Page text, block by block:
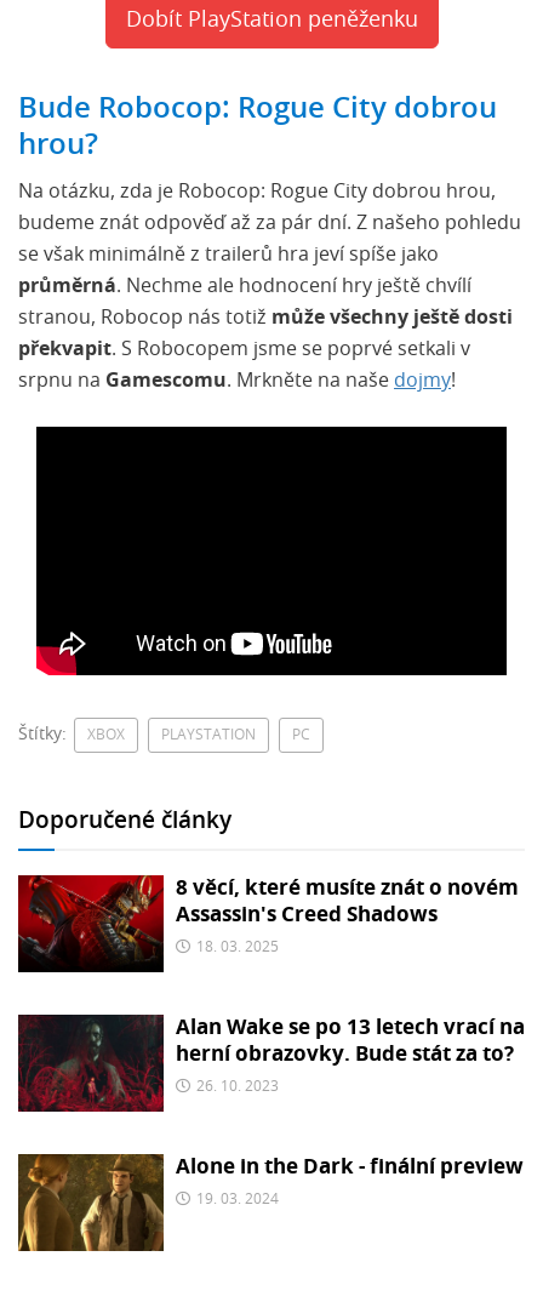
Dobít PlayStation peněženku
Bude Robocop: Rogue City dobrou
hrou?
Na otázku, zda je Robocop: Rogue City dobrou hrou,
budeme znát odpověď až za pár dní. Z našeho pohledu
se však minimálně z trailerů hra jeví spíše jako
průměrná. Nechme ale hodnocení hry ještě chvílí
stranou, Robocop nás totiž může všechny ještě dosti
překvapit. S Robocopem jsme se poprvé setkali v
srpnu na Gamescomu. Mrkněte na naše dojmy!
Štítky: XBOX PLAYSTATION PC
Doporučené články
8 věcí, které musíte znát o novém
Assassin's Creed Shadows
18. 03. 2025
Alan Wake se po 13 letech vrací na
herní obrazovky. Bude stát za to?
26. 10. 2023
Alone in the Dark - finální preview
19. 03. 2024